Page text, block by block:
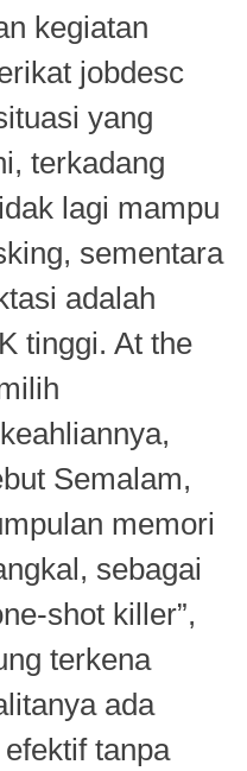
kegiatan
jobdesc
yang
terkadang
lagi mampu
sementara
adalah
tinggi. At the
Semalam,
memori
sebagai
shot killer”,
terkena
ada
tanpa